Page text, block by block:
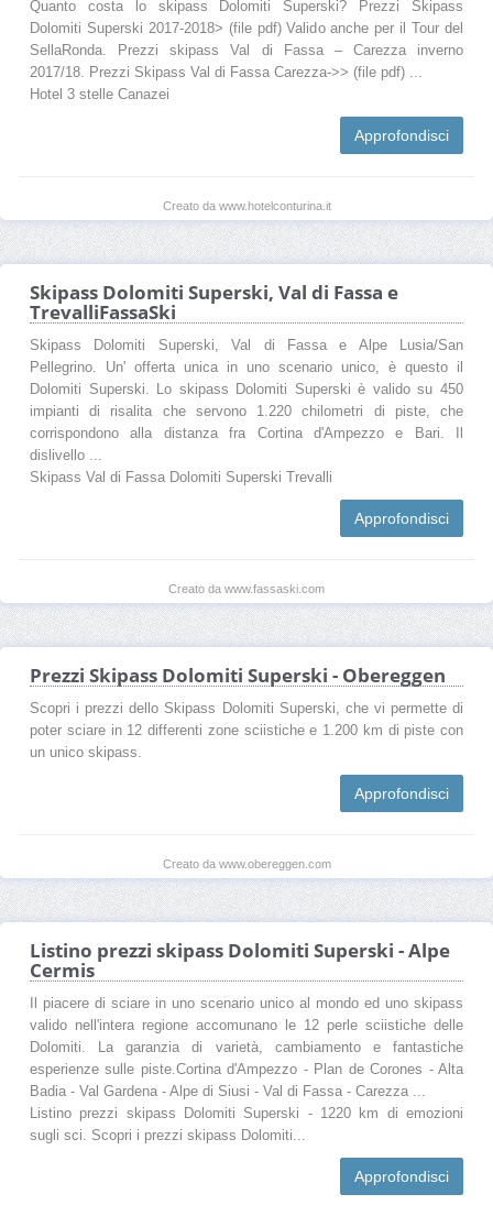
Quanto costa lo skipass Dolomiti Superski? Prezzi Skipass
Dolomiti Superski 2017-2018> (file pdf) Valido anche per il Tour del
SellaRonda. Prezzi skipass Val di Fassa – Carezza inverno
2017/18. Prezzi Skipass Val di Fassa Carezza->> (file pdf) ...
Hotel 3 stelle Canazei
Approfondisci
Creato da www.hotelconturina.it
Skipass Dolomiti Superski, Val di Fassa e
TrevalliFassaSki
Skipass Dolomiti Superski, Val di Fassa e Alpe Lusia/San
Pellegrino. Un' offerta unica in uno scenario unico, è questo il
Dolomiti Superski. Lo skipass Dolomiti Superski è valido su 450
impianti di risalita che servono 1.220 chilometri di piste, che
corrispondono alla distanza fra Cortina d'Ampezzo e Bari. Il
dislivello ...
Skipass Val di Fassa Dolomiti Superski Trevalli
Approfondisci
Creato da www.fassaski.com
Prezzi Skipass Dolomiti Superski - Obereggen
Scopri i prezzi dello Skipass Dolomiti Superski, che vi permette di
poter sciare in 12 differenti zone sciistiche e 1.200 km di piste con
un unico skipass.
Approfondisci
Creato da www.obereggen.com
Listino prezzi skipass Dolomiti Superski - Alpe
Cermis
Il piacere di sciare in uno scenario unico al mondo ed uno skipass
valido nell'intera regione accomunano le 12 perle sciistiche delle
Dolomiti. La garanzia di varietà, cambiamento e fantastiche
esperienze sulle piste.Cortina d'Ampezzo - Plan de Corones - Alta
Badia - Val Gardena - Alpe di Siusi - Val di Fassa - Carezza ...
Listino prezzi skipass Dolomiti Superski - 1220 km di emozioni
sugli sci. Scopri i prezzi skipass Dolomiti...
Approfondisci